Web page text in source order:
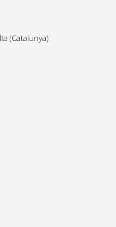
(Catalunya)